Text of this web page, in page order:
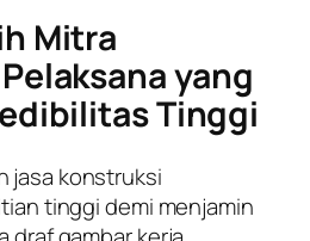
Mitra
yang
Tinggi
jasa konstruksi
tinggi demi menjamin